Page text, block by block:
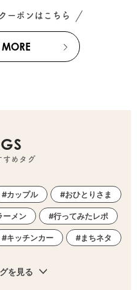
ーポンはこちら
すめタグ
カップル おひとりさま
ーメン 行ってみたレポ
キッチンカー まちネタ
を見る